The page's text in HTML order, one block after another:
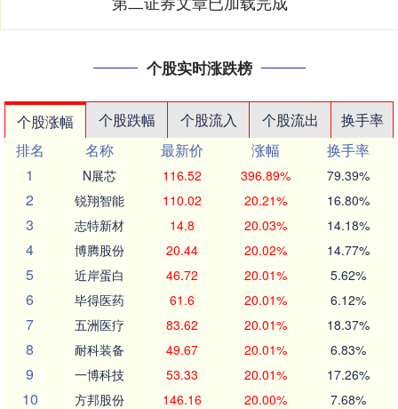
个股实时涨跌榜
个股涨幅 个股跌幅 个股流入 个股流出
换手率
排名
名称 最新价 涨幅
换手率
1
N展芯 116.52 396.89% 79.39%
2 锐翔智能 110.02 20.21% 16.80%
3 志特新材 14.8 20.03% 14.18%
4 博腾股份 20.44 20.02% 14.77%
5 近岸蛋白 46.72 20.01% 5.62%
6 毕得医药 61.6 20.01% 6.12%
7 五洲医疗 83.62 20.01% 18.37%
8 耐科装备 49.67 20.01% 6.83%
9 一博科技 53.33 20.01% 17.26%
10 方邦股份 146.16 20.00% 7.68%